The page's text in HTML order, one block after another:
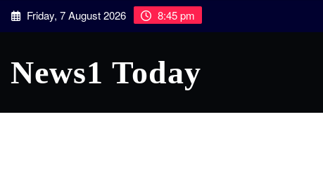
Skip Friday, 7 August 2026 8:45 pm
News1 Today